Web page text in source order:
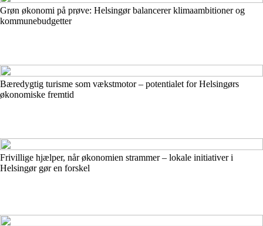
Grøn økonomi på prøve: Helsingør balancerer klimaambitioner og
kommunebudgetter
Bæredygtig turisme som vækstmotor – potentialet for Helsingørs
økonomiske fremtid
Frivillige hjælper, når økonomien strammer – lokale initiativer i
Helsingør gør en forskel